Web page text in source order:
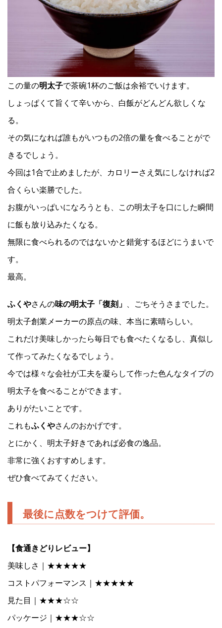
この量の明太子で茶碗1杯のご飯は余裕でいけます。
しょっぱくて旨くて辛いから、白飯がどんどん欲しくな
る。
その気になれば誰もがいつもの2倍の量を食べることがで
きるでしょう。
今回は1合で止めましたが、カロリーさえ気にしなければ2
合くらい楽勝でした。
お腹がいっぱいになろうとも、この明太子を口にした瞬間
に飯も放り込みたくなる。
無限に食べられるのではないかと錯覚するほどにうまいで
す。
最高。
ふくやさんの味の明太子「復刻」 、ごちそうさまでした。
明太子創業メーカーの原点の味、本当に素晴らしい。
これだけ美味しかったら毎日でも食べたくなるし、真似し
て作ってみたくなるでしょう。
今では様々な会社が工夫を凝らして作った色んなタイプの
明太子を食べることができます。
ありがたいことです。
これもふくやさんのおかげです。
とにかく、明太子好きであれば必食の逸品。
非常に強くおすすめします。
ぜひ食べてみてください。
最後に点数をつけて評価。
【食通きどりレビュー】
美味しさ｜★★★★★
コストパフォーマンス｜★★★★★
見た目｜★★★☆☆
パッケージ｜★★★☆☆